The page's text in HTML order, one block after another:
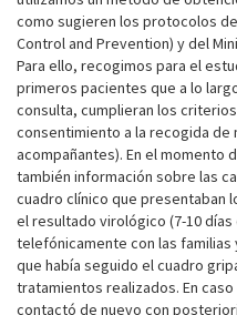
como sugieren los protocolos
Control and Prevention) y del
Para ello, recogimos para el
primeros pacientes que a lo
consulta, cumplieran los
consentimiento a la recogida
acompañantes). En el
también información sobre las
cuadro clínico que presentaban
el resultado virológico (7-10
telefónicamente con las
que había seguido el cuadro
tratamientos realizados. En
contactó de nuevo con